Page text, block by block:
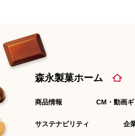
森永製菓ホーム
商品情報 CM・動画
サステナビリティ 企